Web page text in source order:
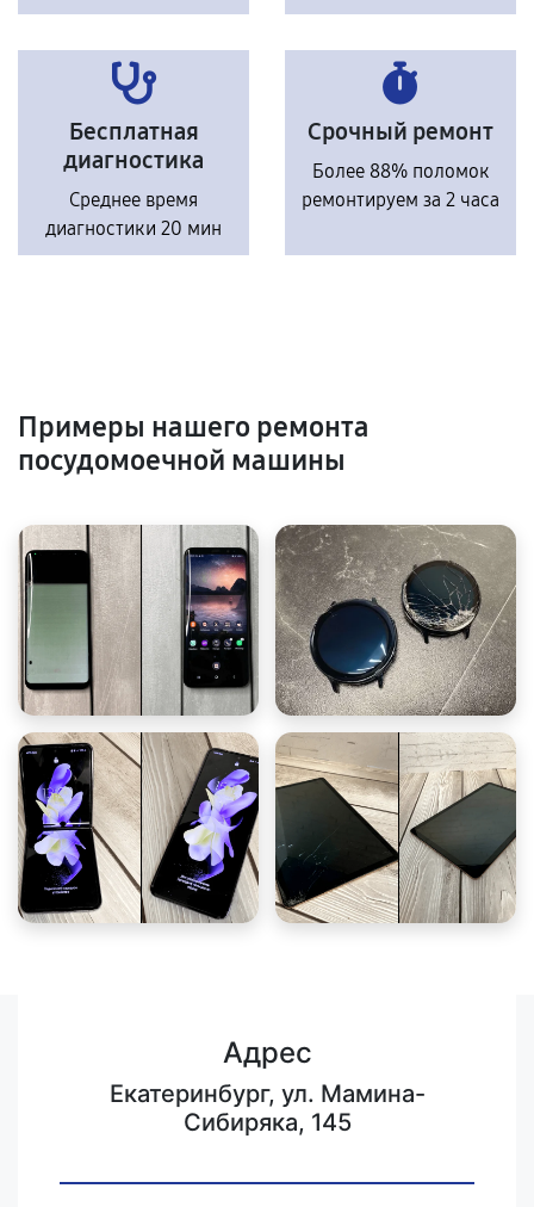
Бесплатная
диагностика
Среднее время
диагностики 20 мин
Срочный ремонт
Более 88% поломок
ремонтируем за 2 часа
Примеры нашего ремонта
посудомоечной машины
Адрес
Екатеринбург, ул. Мамина-
Сибиряка, 145